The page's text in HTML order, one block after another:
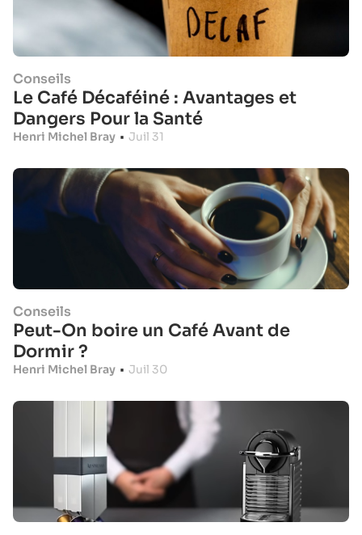
Conseils
Le Café Décaféiné : Avantages et
Dangers Pour la Santé
Henri Michel Bray • Juil 31
Conseils
Peut-On boire un Café Avant de
Dormir ?
Henri Michel Bray • Juil 30